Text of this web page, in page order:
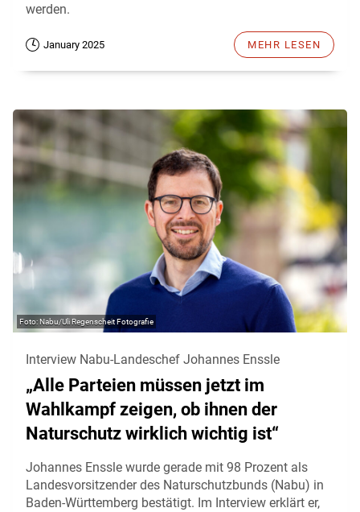
werden.
January 2025 MEHR LESEN
Nabu/Uli Regenscheit Fotografie
Interview Nabu-Landeschef Johannes Enssle
„Alle Parteien müssen jetzt im
Wahlkampf zeigen, ob ihnen der
Naturschutz wirklich wichtig ist“
Johannes Enssle wurde gerade mit 98 Prozent als
Landesvorsitzender des Naturschutzbunds (Nabu) in
Baden-Württemberg bestätigt. Im Interview erklärt er,